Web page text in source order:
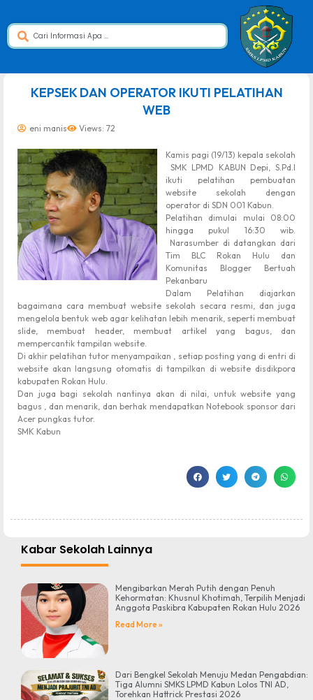
KEPSEK DAN OPERATOR IKUTI PELATIHAN
WEB
eni manis Views: 72
Kamis pagi (19/13) kepala sekolah
SMK LPMD KABUN Depi, S.Pd.I
ikuti pelatihan pembuatan
website sekolah dengan
operator di SDN 001 Kabun.
Pelatihan dimulai mulai 08:00
hingga pukul 16:30 wib.
Narasumber di datangkan dari
Tim BLC Rokan Hulu dan
Komunitas Blogger Bertuah
Pekanbaru
Dalam Pelatihan diajarkan
bagaimana cara membuat website sekolah secara resmi, dan juga
mengelola bentuk web agar kelihatan lebih menarik, seperti membuat
slide, membuat header, membuat artikel yang bagus, dan
mempercantik tampilan website.
Di akhir pelatihan tutor menyampaikan , setiap posting yang di entri di
website akan langsung otomatis di tampilkan di website disdikpora
kabupaten Rokan Hulu.
Dan juga bagi sekolah nantinya akan di nilai, untuk website yang
bagus , dan menarik, dan berhak mendapatkan Notebook sponsor dari
Acer pungkas tutor.
SMK Kabun
Kabar Sekolah Lainnya
Mengibarkan Merah Putih dengan Penuh
Kehormatan: Khusnul Khotimah, Terpilih Menjadi
Anggota Paskibra Kabupaten Rokan Hulu 2026
Read More »
Dari Bengkel Sekolah Menuju Medan Pengabdian:
Tiga Alumni SMKS LPMD Kabun Lolos TNI AD,
Torehkan Hattrick Prestasi 2026